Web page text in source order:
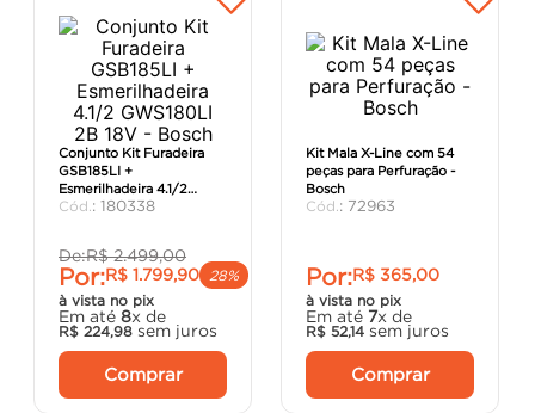
Conjunto Kit Furadeira
GSB185LI +
Esmerilhadeira 4.1/2
GWS180LI 2B 18V - Bosch
: 180338
De:R$ 2.499,00
Por:R$ 1.799,90
28%
à vista no pix
Em até 8x de
R$ 224,98 sem juros
Comprar
Kit Mala X-Line com 54
peças para Perfuração -
Bosch
: 72963
Por:R$ 365,00
à vista no pix
Em até 7x de
R$ 52,14 sem juros
Comprar
tinta
massa corrida
chuveiro
argamassa
porta
º cadeira